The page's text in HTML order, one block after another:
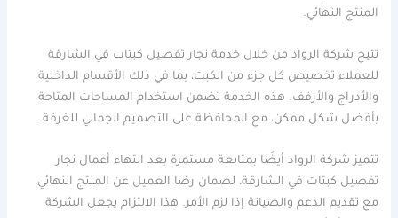
المنتج النهائي.
تتيح شركة الرواد من خلال خدمة نجار تفصيل كبتات في الشارقة
للعملاء تخصيص كل جزء من الكبت، بما في ذلك الأقسام الداخلية
والأدراج والأرفف. هذه الخدمة تضمن استخدام المساحات المتاحة
بأفضل شكل ممكن، مع المحافظة على التصميم الجمالي للغرفة.
تتميز شركة الرواد أيضًا بمتابعة مستمرة بعد انتهاء أعمال نجار
تفصيل كبتات في الشارقة، لضمان رضا العميل عن المنتج النهائي،
مع تقديم الدعم والصيانة إذا لزم الأمر. هذا الالتزام يجعل الشركة